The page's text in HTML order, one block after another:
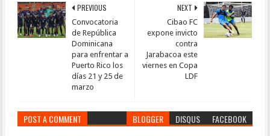
NEXT
Cibao FC
expone invicto
contra
Jarabacoa este
viernes en Copa
LDF
PREVIOUS
Convocatoria
de República
Dominicana
para enfrentar a
Puerto Rico los
días 21 y 25 de
marzo
POST A COMMENT BLOGGER DISQUS FACEBOOK